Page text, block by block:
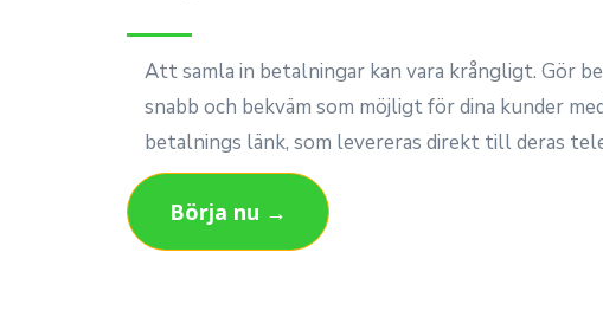
Att samla in betalningar kan vara krångligt. Gör
snabb och bekväm som möjligt för dina kunder
betalnings länk, som levereras direkt till deras
Börja nu →